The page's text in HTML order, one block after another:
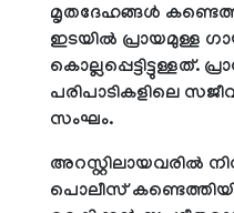
മൃതദേഹങ്ങൾ
ഇടയിൽ പ്രായമുള്ള
കൊല്ലപ്പെട്ടിട്ടുള്ളത്.
പരിപാടികളിലെ
സംഘം.
അറസ്റ്റിലായവരിൽ
പൊലീസ്